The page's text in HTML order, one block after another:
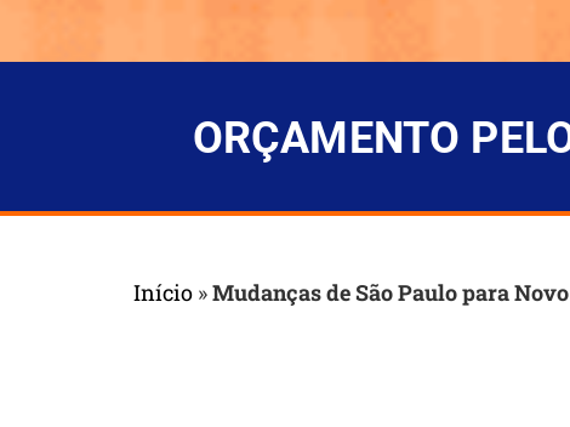
ORÇAMENTO
Início »Mudanças de São Paulo para